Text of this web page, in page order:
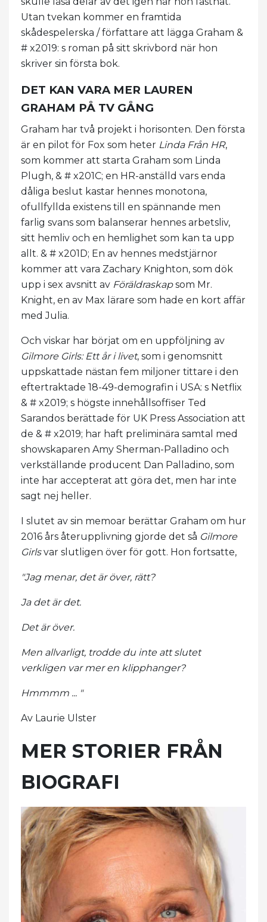
Utan tvekan kommer en framtida
skådespelerska / författare att lägga Graham &
# x2019: s roman på sitt skrivbord när hon
skriver sin första bok.
DET KAN VARA MER LAUREN
GRAHAM PÅ TV GÅNG
Graham har två projekt i horisonten. Den första
är en pilot för Fox som heter Linda Från HR,
som kommer att starta Graham som Linda
Plugh, & # x201C; en HR-anställd vars enda
dåliga beslut kastar hennes monotona,
ofullfyllda existens till en spännande men
farlig svans som balanserar hennes arbetsliv,
sitt hemliv och en hemlighet som kan ta upp
allt. & # x201D; En av hennes medstjärnor
kommer att vara Zachary Knighton, som dök
upp i sex avsnitt av Föräldraskapsom Mr.
Knight, en av Max lärare som hade en kort affär
med Julia.
Och viskar har börjat om en uppföljning av
Gilmore Girls: Ett år i livet, som i genomsnitt
uppskattade nästan fem miljoner tittare i den
eftertraktade 18-49-demografin i USA: s Netflix
& # x2019; s högste innehållsoffiser Ted
Sarandos berättade för UK Press Association att
de & # x2019; har haft preliminära samtal med
showskaparen Amy Sherman-Palladino och
verkställande producent Dan Palladino, som
inte har accepterat att göra det, men har inte
sagt nej heller.
I slutet av sin memoar berättar Graham om hur
2016 års återupplivning gjorde det så Gilmore
Girlsvar slutligen över för gott. Hon fortsatte,
"Jag menar, det är över, rätt?
Ja det är det.
Det är över.
Men allvarligt, trodde du inte att slutet
verkligen var mer en klipphanger?
Hmmmm ... "
Av Laurie Ulster
MER STORIER FRÅN
BIOGRAFI